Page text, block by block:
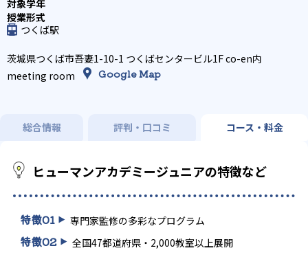
つくば駅
茨城県つくば市吾妻1-10-1 つくばセンタービル1F co-en内
meeting room
Google Map
総合情報 評判・口コミ コース・料金
ヒューマンアカデミージュニアの特徴など
特徴01 専門家監修の多彩なプログラム
特徴02 全国47都道府県・2,000教室以上展開